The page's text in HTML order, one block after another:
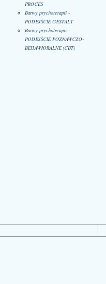
PROCES
Barwy psychoterapii -
PODEJŚCIE GESTALT
Barwy psychoterapii -
PODEJŚCIE POZNAWCZO-
BEHAWIORALNE (CBT)